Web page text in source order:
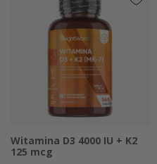
Witamina D3 4000 IU + K2
125 mcg